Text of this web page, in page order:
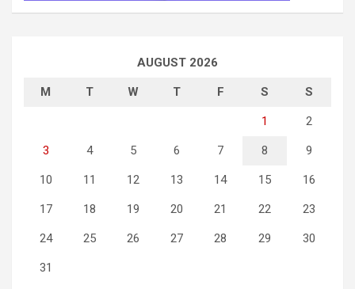
AUGUST 2026
M T W T F S S
1 2
3 4 5 6 7 8 9
10 11 12 13 14 15 16
17 18 19 20 21 22 23
24 25 26 27 28 29 30
31